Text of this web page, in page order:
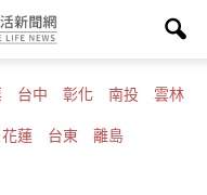
台中 彰化 南投 雲林
花蓮 台東 離島